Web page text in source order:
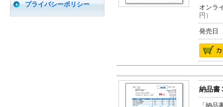
プライバシーポリシー
オン
円）
発売日
納品書
「納